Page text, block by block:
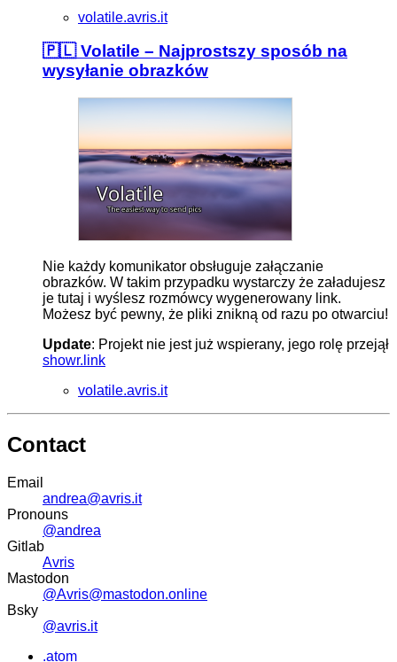
volatile.avris.it
🇵🇱 Volatile – Najprostszy sposób na
wysyłanie obrazków
Nie każdy komunikator obsługuje załączanie
obrazków. W takim przypadku wystarczy że załadujesz
je tutaj i wyślesz rozmówcy wygenerowany link.
Możesz być pewny, że pliki znikną od razu po otwarciu!
Update: Projekt nie jest już wspierany, jego rolę przejął
showr.link
volatile.avris.it
Contact
Email
andrea@avris.it
Pronouns
@andrea
Gitlab
Avris
Mastodon
@Avris@mastodon.online
Bsky
@avris.it
.atom